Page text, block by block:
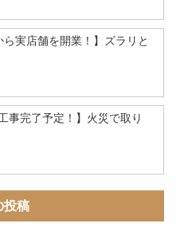
ら実店舗を開業！】ズラリと
事完了予定！】火災で取り
投稿